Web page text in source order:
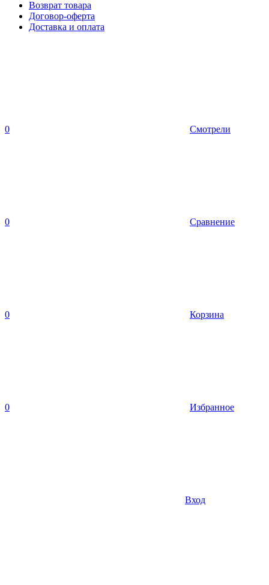
Возврат товара
Договор-оферта
Доставка и оплата
0 Смотрели
0 Сравнение
0 Корзина
0 Избранное
Вход